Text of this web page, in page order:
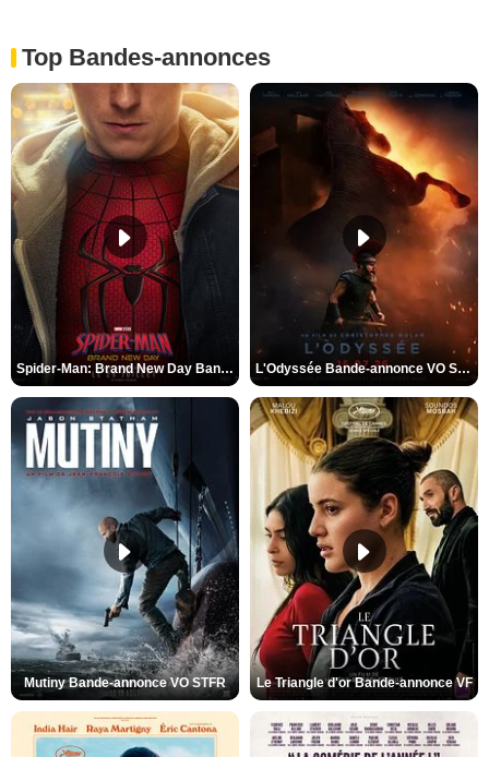
Top Bandes-annonces
Spider-Man: Brand New Day Bande-annonce VO STFR L'Odyssée Bande-annonce VO STFR
Mutiny Bande-annonce VO STFR Le Triangle d'or Bande-annonce VF